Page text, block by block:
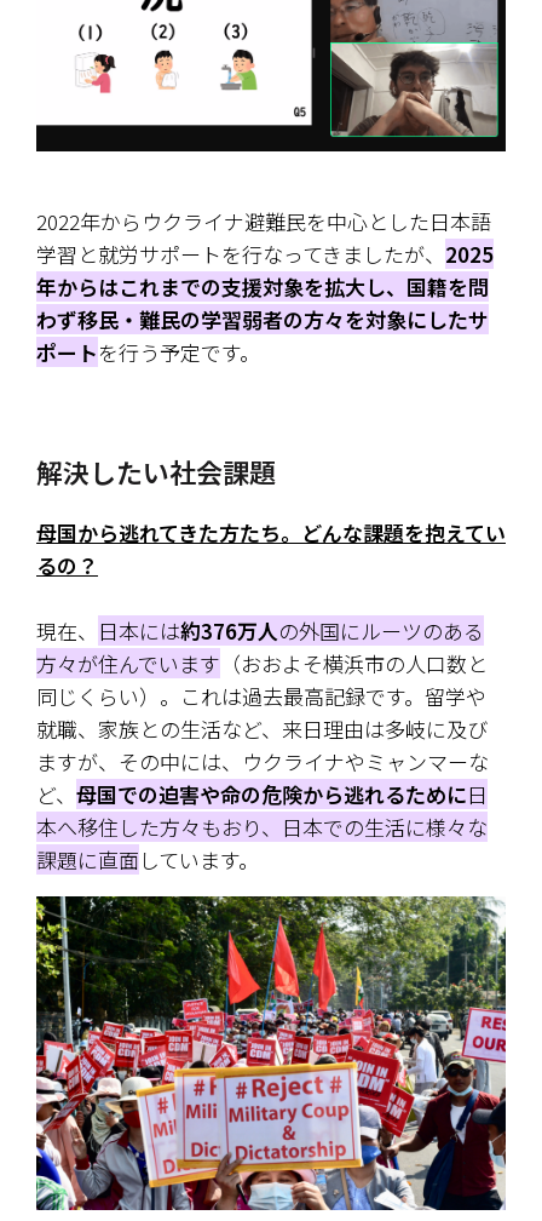
2022年からウクライナ避難民を中心とした日本語
学習と就労サポートを行なってきましたが、 2025
年からはこれまでの支援対象を拡大し、国籍を問
わず移民・難民の学習弱者の方々を対象にしたサ
ポートを行う予定です。
解決したい社会課題
母国から逃れてきた方たち。どんな課題を抱えてい
るの？
現在、 日本には約376万人の外国にルーツのある
方々が住んでいます （おおよそ横浜市の人口数と
同じくらい） 。これは過去最高記録です。留学や
就職、家族との生活など、来日理由は多岐に及び
ますが、その中には、ウクライナやミャンマーな
ど、 母国での迫害や命の危険から逃れるために日
本へ移住した方々もおり、日本での生活に様々な
課題に直面 しています。